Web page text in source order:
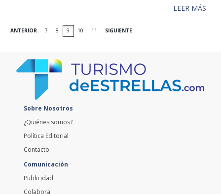
LEER MÁS
ANTERIOR 7 8 9 10 11 SIGUIENTE
Sobre Nosotros
¿Quiénes somos?
Política Editorial
Contacto
Comunicación
Publicidad
Colabora